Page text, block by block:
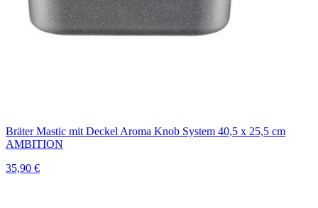
Bräter Mastic mit Deckel Aroma Knob System 40,5 x 25,5 cm
AMBITION
35,90 €